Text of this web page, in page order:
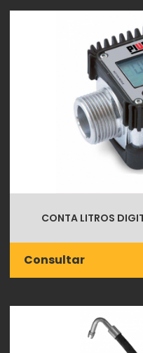
CONTA LITROS
Consultar